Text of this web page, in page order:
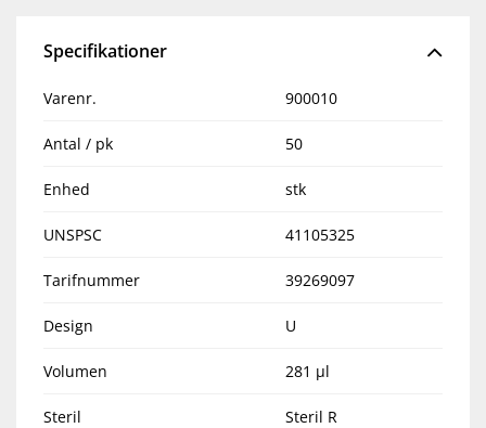
Specifikationer
Varenr. 900010
Antal / pk 50
Enhed stk
UNSPSC 41105325
Tarifnummer 39269097
Design U
Volumen 281 µl
Steril Steril R